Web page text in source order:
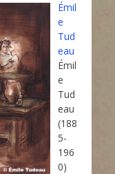
Émil
e
Tud
eau
Émil
e
Tud
eau
(188
5-
196
0)